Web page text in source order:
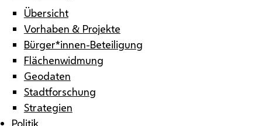
Übersicht
Vorhaben & Projekte
Bürger*innen-Beteiligung
Flächenwidmung
Geodaten
Stadtforschung
Strategien
Politik